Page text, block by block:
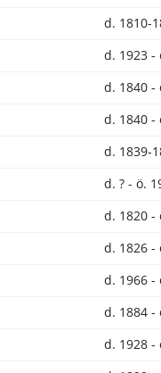
d. 1810-
d. 1923 -
d. 1840 -
d. 1840 -
d. 1839-
d. ? - ö.
d. 1820 -
d. 1826 -
d. 1966 -
d. 1884 -
d. 1928 -